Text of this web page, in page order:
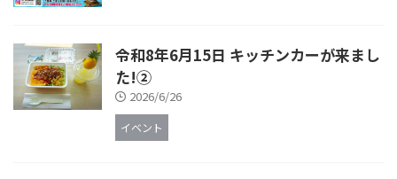
令和8年6月15日 キッチンカーが来まし
た!②
2026/6/26
イベント